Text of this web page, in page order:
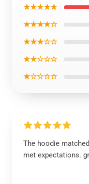
★★★★★
★★★★☆
★★★☆☆
★★☆☆☆
★☆☆☆☆
The hoodie
met expectations.